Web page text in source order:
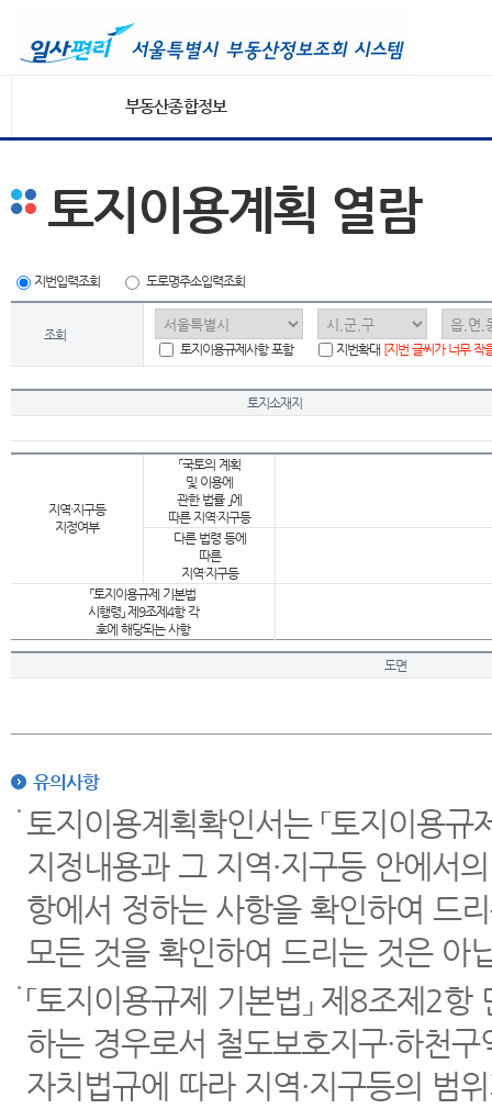
부동산종합정보
토지이용계획 열람
지번입력조회 도로명주소입력조회
조회
토지이용규제사항 포함
지번확대 [지번 글씨가 너무 작
토지소재지
지역·지구등
지정여부
「국토의 계획
및 이용에
관한 법률 」에
따른 지역·지구등
다른 법령 등에
따른
지역·지구등
「토지이용규제 기본법
시행령」 제9조제4항 각
호에 해당되는 사항
도면
유의사항
토지이용계획확인서는 「토지이용
지정내용과 그 지역·지구등 안에서
항에서 정하는 사항을 확인하여 드
모든 것을 확인하여 드리는 것은 아
「토지이용규제 기본법」 제8조제2
하는 경우로서 철도보호지구·하천
자치법규에 따라 지역·지구등의 범